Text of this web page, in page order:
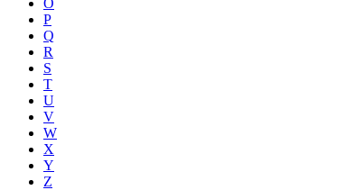
P
Q
R
S
T
U
V
W
X
Y
Z